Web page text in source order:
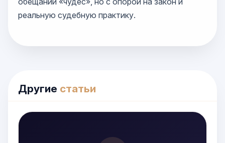
реальную судебную практику.
Другие статьи